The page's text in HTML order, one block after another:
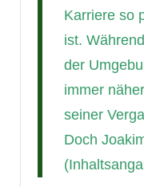
Karriere so
ist.
der
immer
seiner
Doch